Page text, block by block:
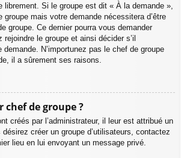
librement. Si le groupe est dit « À la demande »,
groupe mais votre demande nécessitera d’être
groupe. Ce dernier pourra vous demander
le groupe et ainsi décider s’il
demande. N’importunez pas le chef de groupe
il a sûrement ses raisons.
chef de groupe ?
créés par l’administrateur, il leur est attribué un
créer un groupe d’utilisateurs, contactez
lieu en lui envoyant un message privé.